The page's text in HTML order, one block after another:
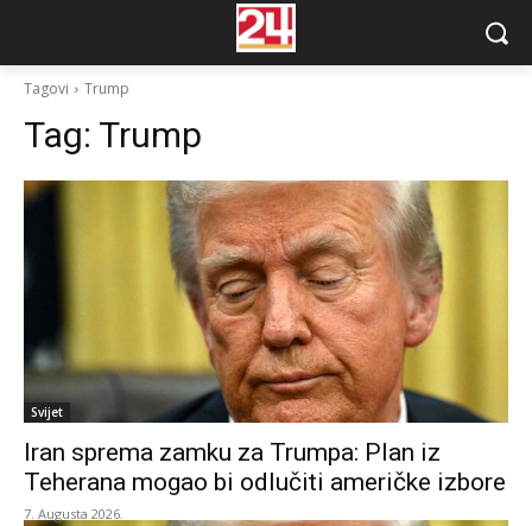
Tagovi Trump
Tag: Trump
Svijet
Iran sprema zamku za Trumpa: Plan iz
Teherana mogao bi odlučiti američke izbore
7. Augusta 2026.